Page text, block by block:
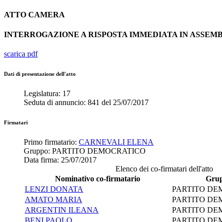
ATTO CAMERA
INTERROGAZIONE A RISPOSTA IMMEDIATA IN
scarica pdf
Dati di presentazione dell'atto
Legislatura: 17
Seduta di annuncio: 841 del 25/07/2017
Firmatari
Primo firmatario: CARNEVALI ELENA
Gruppo: PARTITO DEMOCRATICO
Data firma: 25/07/2017
Elenco dei co-firmatari dell'atto
Nominativo co-firmatario
LENZI DONATA
PARTITO
AMATO MARIA
PARTITO
ARGENTIN ILEANA
PARTITO
BENI PAOLO
PARTITO